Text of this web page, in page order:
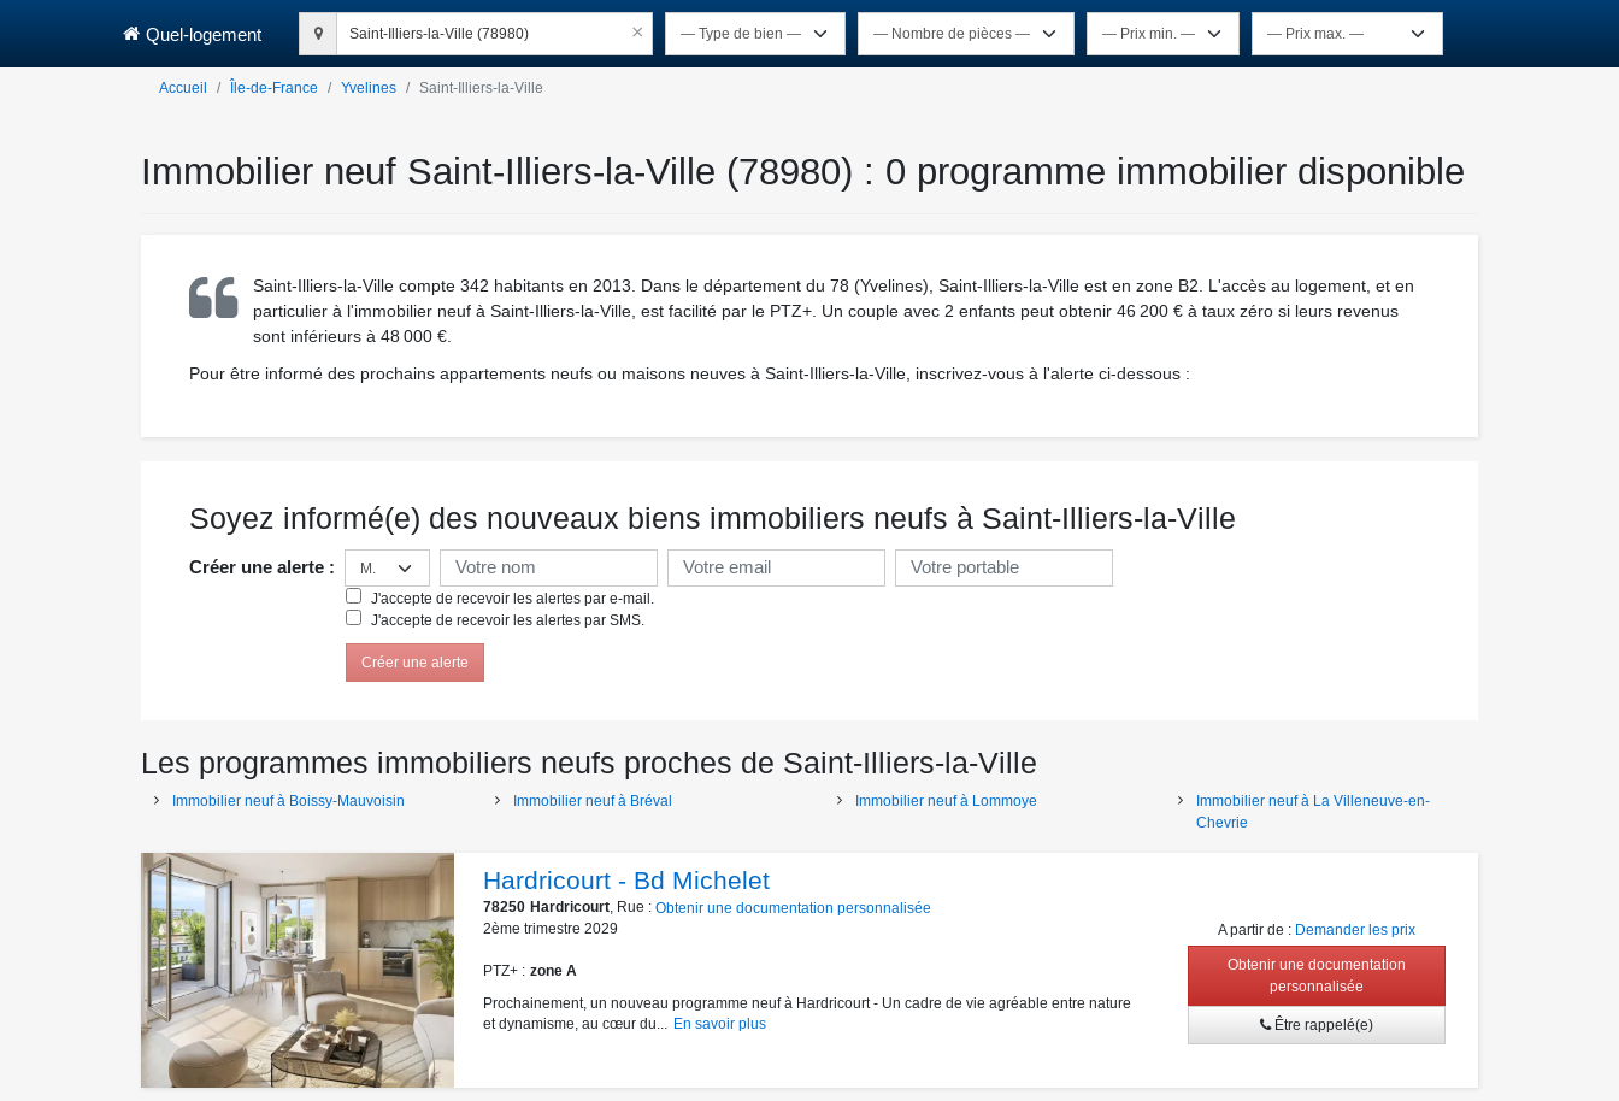
Quel-logement Saint-Illiers-la-Ville (78980) ×
Accueil Île-de-France Yvelines Saint-Illiers-la-Ville
Immobilier neuf Saint-Illiers-la-Ville (78980) : 0 programme immobilier disponible
Saint-Illiers-la-Ville compte 342 habitants en 2013. Dans le département du 78 (Yvelines), Saint-Illiers-la-Ville est en zone B2. L'accès au logement, et en
particulier à l'immobilier neuf à Saint-Illiers-la-Ville, est facilité par le PTZ+. Un couple avec 2 enfants peut obtenir 46 200 € à taux zéro si leurs revenus
sont inférieurs à 48 000 €.
Pour être informé des prochains appartements neufs ou maisons neuves à Saint-Illiers-la-Ville, inscrivez-vous à l'alerte ci-dessous :
Soyez informé(e) des nouveaux biens immobiliers neufs à Saint-Illiers-la-Ville
Créer une alerte :
J'accepte de recevoir les alertes par e-mail.
J'accepte de recevoir les alertes par SMS.
Créer une alerte
Les programmes immobiliers neufs proches de Saint-Illiers-la-Ville
Immobilier neuf à Boissy-Mauvoisin Immobilier neuf à Bréval Immobilier neuf à Lommoye
Immobilier neuf à La Villeneuve-en-
Chevrie
Hardricourt - Bd Michelet
78250 Hardricourt, Rue : Obtenir une documentation personnalisée
2ème trimestre 2029
PTZ+
zone A
Prochainement, un nouveau programme neuf à Hardricourt - Un cadre de vie agréable entre nature
et dynamisme, au cœur du... En savoir plus
A partir de : Demander les prix
Obtenir une documentation
personnalisée
Être rappelé(e)